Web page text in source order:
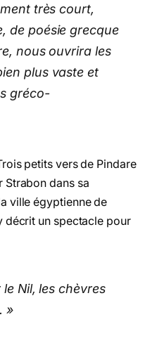
très court,
de poésie grecque
nous ouvrira les
plus vaste et
gréco-
petits vers de Pindare
Strabon dans sa
ville égyptienne de
décrit un spectacle pour
Nil, les chèvres
»